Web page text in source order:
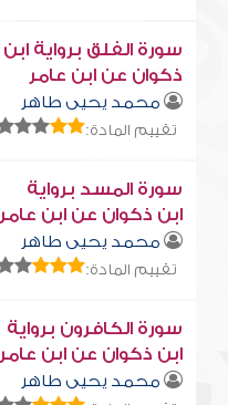
سورة الفلق برواية ابن
ذكوان عن ابن عامر
محمد يحيى طاهر
تقييم المادة:
سورة المسد برواية
ابن ذكوان عن ابن عامر
محمد يحيى طاهر
تقييم المادة:
سورة الكافرون برواية
ابن ذكوان عن ابن عامر
محمد يحيى طاهر